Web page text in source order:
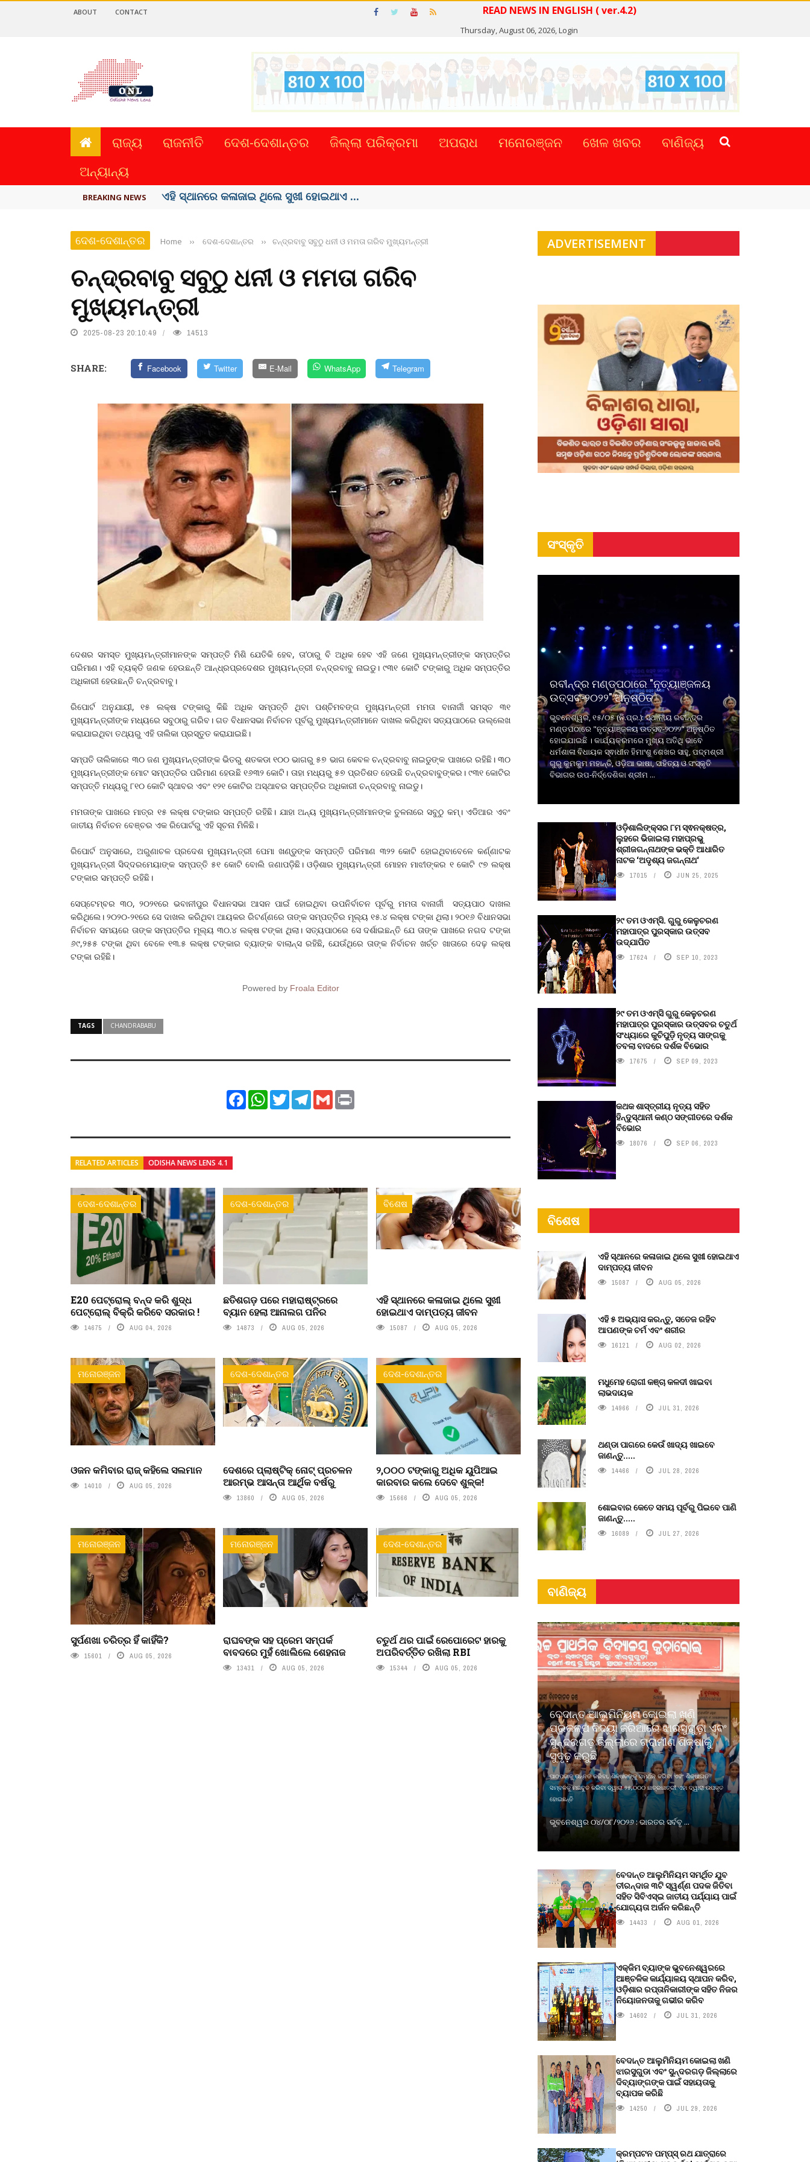
READ NEWS IN ENGLISH ( ver.4.2)
Thursday, August 06, 2026,Login
ABOUT CONTACT
ରାଜ୍ୟ ରାଜନୀତି ଦେଶ-ଦେଶାନ୍ତର ଜିଲ୍ଲା ପରିକ୍ରମା ଅପରାଧ ମନୋରଞ୍ଜନ ଖେଳ ଖବର
ବାଣିଜ୍ୟ
ଅନ୍ୟାନ୍ୟ
BREAKING NEWS ଏହି ସ୍ଥାନରେ କଳାଜାଇ ଥିଲେ ସୁଖୀ ହୋଇଥାଏ ...
ଦେଶ-ଦେଶାନ୍ତର Home ›› ଦେଶ-ଦେଶାନ୍ତର ›› ଚନ୍ଦ୍ରବାବୁ ସବୁଠୁ ଧନୀ ଓ ମମତା ଗରିବ ମୁଖ୍ୟମନ୍ତ୍ରୀ
ଚନ୍ଦ୍ରବାବୁ ସବୁଠୁ ଧନୀ ଓ ମମତା ଗରିବ
ମୁଖ୍ୟମନ୍ତ୍ରୀ
2025-08-23 20:10:49 14513
SHARE: Facebook Twitter E-Mail WhatsApp Telegram
ଦେଶର ସମସ୍ତ ମୁଖ୍ୟମନ୍ତ୍ରୀମାନଙ୍କ ସମ୍ପତ୍ତି ମିଶି ଯେତିକି ହେବ, ତା’ଠାରୁ ବି ଅଧିକ ହେବ ଏହି ଜ‌ଣେ ମୁଖ୍ୟମନ୍ତ୍ରୀଙ୍କ ସମ୍ପତ୍ତିର
ପରିମାଣ। ଏହି ବ୍ୟକ୍ତି ଜଣକ ହେଉଛନ୍ତି ଆନ୍ଧ୍ରପ୍ରଦେଶର ମୁଖ୍ୟମନ୍ତ୍ରୀ ଚନ୍ଦ୍ରବାବୁ ନାଇଡୁ। ୯୩୧ କୋଟି ଟଙ୍କାରୁ ଅଧିକ ସମ୍ପତ୍ତିର
ଅଧିକାରୀ ହେଉଛନ୍ତି ଚନ୍ଦ୍ରବାବୁ।
ରିପୋର୍ଟ ଅନୁଯାୟୀ, ୧୫ ଲକ୍ଷ ଟଙ୍କାରୁ କିଛି ଅଧିକ ସମ୍ପତ୍ତି ଥିବା ପଶ୍ଚିମବଙ୍ଗ ମୁଖ୍ୟମନ୍ତ୍ରୀ ମମତା ବାନାର୍ଜୀ ସମସ୍ତ ୩୧
ମୁଖ୍ୟମନ୍ତ୍ରୀଙ୍କ ମଧ୍ୟରେ ସବୁଠାରୁ ଗରିବ। ଗତ ବିଧାନସଭା ନିର୍ବାଚନ ପୂର୍ବରୁ ମୁଖ୍ୟମନ୍ତ୍ରୀମାନେ ଦାଖଲ କରିଥିବା ସତ୍ୟପାଠରେ ଉଲ୍ଲେଖ
କରାଯାଇଥିବା ତଥ୍ୟରୁ ଏହି ତାଲିକା ପ୍ରସ୍ତୁତ କରାଯାଇଛି।
ସମ୍ପତି ତାଲିକାରେ ୩୦ ଜଣ ମୁଖ୍ୟମନ୍ତ୍ରୀଙ୍କ ଭିତରୁ ଶତକଡା ୧୦୦ ଭାଗରୁ ୫୭ ଭାଗ କେବଳ ଚନ୍ଦ୍ରବାବୁ ନାଇଡୁଙ୍କ ପାଖରେ ରହିଛି। ୩୦
ମୁଖ୍ୟମନ୍ତ୍ରୀଙ୍କ ମୋଟ ସମ୍ପତ୍ତିର ପରିମାଣ ହେଉଛି ୧୬୩୨ କୋଟି। ତାହା ମଧ୍ୟରୁ ୫୭ ପ୍ରତିଶତ ହେଉଛି ଚନ୍ଦ୍ରବାବୁଙ୍କର। ୯୩୧ କୋଟିର
ସମ୍ପତ୍ତି ମଧ୍ୟରୁ ୮୧୦ କୋଟି ସ୍ଥାବର ଏବଂ ୧୨୧ କୋଟିର ଅସ୍ଥାବର ସମ୍ପତ୍ତିର ଅଧିକାରୀ ଚନ୍ଦ୍ରବାବୁ ନାଇଡୁ।
ମମତାଙ୍କ ପାଖରେ ମାତ୍ର ୧୫ ଲକ୍ଷ ଟଙ୍କାର ସମ୍ପତ୍ତି ରହିଛି। ଯାହା ଅନ୍ୟ ମୁଖ୍ୟମନ୍ତ୍ରୀମାନଙ୍କ ତୁଳନାରେ ସବୁଠୁ କମ୍‌। ଏଡିଆର ଏବଂ
ଜାତୀୟ ନିର୍ବାଚନ ବେଞ୍ଚର ଏକ ରିପୋର୍ଟରୁ ଏହି ସୂଚନା ମିଳିଛି।
ରିପୋର୍ଟ ଅନୁସାରେ, ଅରୁଣାଚଳ ପ୍ରଦେଶ ମୁଖ୍ୟମନ୍ତ୍ରୀ ପେମା ଖଣ୍ଡୁଙ୍କ ସମ୍ପତ୍ତି ପରିମାଣ ୩୨୨ କୋଟି ହୋଇଥିବାବେଳେ କର୍ଣ୍ଣାଟକ
ମୁଖ୍ୟମନ୍ତ୍ରୀ ସିଦ୍ଦରମେୟାଙ୍କ ସମ୍ପତ୍ତି ୫୧ କୋଟି ବୋଲି ଜଣାପଡ଼ିଛି। ଓଡ଼ିଶାର ମୁଖ୍ୟମନ୍ତ୍ରୀ ମୋହନ ମାଝୀଙ୍କର ୧ କୋଟି ୯୭ ଲକ୍ଷ
ଟଙ୍କାର ସମ୍ପତ୍ତି ରହିଛି।
ସେପ୍ଟେମ୍ବର ୩୦, ୨୦୨୧ରେ ଭବାନୀପୁର ବିଧାନସଭା ଆସନ ପାଇଁ ହୋଇଥିବା ଉପନିର୍ବାଚନ ପୂର୍ବରୁ ମମତା ବାନାର୍ଜୀ ସତ୍ୟପାଠ ଦାଖଲ
କରିଥିଲେ। ୨୦୨୦-୨୧ରେ ସେ ଦାଖଲ କରିଥିବା ଆୟକର ରିଟର୍ଣ୍ଣରେ ତାଙ୍କ ସମ୍ପତ୍ତିର ମୂଲ୍ୟ ୧୫.୪ ଲକ୍ଷ ଟଙ୍କା ଥିଲା। ୨୦୧୬ ବିଧାନସଭା
ନିର୍ବାଚନ ସମୟରେ ତାଙ୍କ ସମ୍ପତ୍ତିର ମୂଲ୍ୟ ୩୦.୪ ଲକ୍ଷ ଟଙ୍କା ଥିଲା। ସତ୍ୟପାଠରେ ସେ ଦର୍ଶାଇଛନ୍ତି ଯେ ତାଙ୍କ ପାଖରେ ନଗଦ ଟଙ୍କା
୬୯,୨୫୫ ଟଙ୍କା ଥିବା ବେଳେ ୧୩.୫ ଲକ୍ଷ ଟଙ୍କାର ବ୍ୟାଙ୍କ ବାଲାନ୍ସ ରହିଛି, ଯେଉଁଥିରେ ତାଙ୍କ ନିର୍ବାଚନ ଖର୍ଚ୍ଚ ଖାତାରେ ଦେଢ଼ ଲକ୍ଷ
ଟଙ୍କା ରହିଛି।
Powered by Froala Editor
TAGS CHANDRABABU
FacebookWhatsApp
TwitterTelegram
Gmail
RELATED ARTICLES ODISHA NEWS LENS 4.1
ଦେଶ-ଦେଶାନ୍ତର
E20 ପେଟ୍ରୋଲ୍ ବନ୍ଦ କରି ଶୁଦ୍ଧ
ପେଟ୍ରୋଲ୍ ବିକ୍ରି କରିବେ ସରକାର !
14675 AUG 04, 2026
ଦେଶ-ଦେଶାନ୍ତର
ଛତିଶଗଡ଼ ପରେ ମହାରାଷ୍ଟ୍ରରେ
ବ୍ୟାନ ହେଲା ଆନାଲଗ ପନିର
14873 AUG 05, 2026
ବିଶେଷ
ଏହି ସ୍ଥାନରେ କଳାଜାଇ ଥିଲେ ସୁଖୀ
ହୋଇଥାଏ ଦାମ୍ପତ୍ୟ ଜୀବନ
15087 AUG 05, 2026
ମନୋରଞ୍ଜନ
ଓଜନ କମିବାର ରାଜ୍ କହିଲେ ସଲମାନ
14010 AUG 05, 2026
ଦେଶ-ଦେଶାନ୍ତର
ଦେଶରେ ପ୍ଲାଷ୍ଟିକ୍ ନୋଟ୍‌ ପ୍ରଚଳନ
ଆରମ୍ଭ ଆସନ୍ତା ଆର୍ଥିକ ବର୍ଷରୁ
13860 AUG 05, 2026
ଦେଶ-ଦେଶାନ୍ତର
୨,୦୦୦ ଟଙ୍କାରୁ ଅଧିକ ୟୁପିଆଇ
କାରବାର କଲେ ଦେବେ ଶୁଳ୍କ!
15666 AUG 05, 2026
ମନୋରଞ୍ଜନ
ସୁର୍ପଣଖା ଚରିତ୍ର ହିଁ କାହିଁକି?
15601 AUG 05, 2026
ମନୋରଞ୍ଜନ
ରାଘବଙ୍କ ସହ ପ୍ରେମ ସମ୍ପର୍କ
ବାବଦରେ ମୁହଁ ଖୋଲିଲେ ଶେହନାଜ
13431 AUG 05, 2026
ଦେଶ-ଦେଶାନ୍ତର
ଚତୁର୍ଥ ଥର ପାଇଁ ରେପୋରେଟ ହାରକୁ
ଅପରିବର୍ତ୍ତିତ ରଖିଲା RBI
15344 AUG 05, 2026
ADVERTISEMENT
ସଂସ୍କୃତି
ରବୀନ୍ଦ୍ର ମଣ୍ଡପଠାରେ "ନୃତ୍ୟାଞ୍ଜଳୟ
ଉତ୍ସବ-୨୦୨୨" ଅନୁଷ୍ଠିତ
ଭୁବନେଶ୍ୱର, ୧୫/୦୫ (ନି.ପ୍ର.): ସ୍ଥାନୀୟ ରବୀନ୍ଦ୍ର
ମଣ୍ଡପଠାରେ "ନୃତ୍ୟାଞ୍ଜଳୟ ଉତ୍ସବ-୨୦୨୨" ଅନୁଷ୍ଠିତ
ହୋଇଯାଇଛି । କାର୍ଯ୍ୟକ୍ରମରେ ମୁଖ୍ୟ ଅତିଥି ଭାବେ
ଧର୍ମଶାଳା ବିଧାୟକ ସ୍ଵାଧୀନ ହିମାଂଶୁ ଶେଖର ସାହୁ, ପଦ୍ମଶ୍ରୀ
ଗୁରୁ କୁମକୁମ ମହାନ୍ତି, ଓଡ଼ିଆ ଭାଷା, ସାହିତ୍ୟ ଓ ସଂସ୍କୃତି
ବିଭାଗର ଉପ-ନିର୍ଦ୍ଦେଶିକା ଶ୍ରୀମ ...
ଓଡ଼ିଶାଲିଙ୍କ୍ସର ୮ମ ସ୍ଵନକ୍ଷତ୍ର,
ଲୁହରେ ଭିଜାଇଲା ମହାପ୍ରଭୁ
ଶ୍ରୀଜଗନ୍ନାଥଙ୍କ ଭକ୍ତି ଆଧାରିତ
ନାଟକ ‘ଅଦୃଶ୍ୟ ଜଗନ୍ନାଥ‘
17015 JUN 25, 2025
୨୯ ତମ ଓଏମ୍‌ସି. ଗୁରୁ କେଳୁଚରଣ
ମହାପାତ୍ର ପୁରସ୍କାର ଉତ୍ସବ
ଉଦ୍‍ଯାପିତ
17624 SEP 10, 2023
୨୯ ତମ ଓଏମ୍‌ସି ଗୁରୁ କେଳୁଚରଣ
ମହାପାତ୍ର ପୁରସ୍କାର ଉତ୍ସବର ଚତୁର୍ଥ
ସଂଧ୍ୟାରେ କୁଚିପୁଡ଼ି ନୃତ୍ୟ ସାଙ୍ଗକୁ
ତବଲା ବାଦରେ ଦର୍ଶକ ବିଭୋର
17675 SEP 09, 2023
କଥକ ଶାସ୍ତ୍ରୀୟ ନୃତ୍ୟ ସହିତ
ହିନ୍ଦୁସ୍ଥାନୀ କଣ୍ଠ ସଙ୍ଗୀତରେ ଦର୍ଶକ
ବିଭୋର
18076 SEP 06, 2023
ବିଶେଷ
ଏହି ସ୍ଥାନରେ କଳାଜାଇ ଥିଲେ ସୁଖୀ ହୋଇଥାଏ
ଦାମ୍ପତ୍ୟ ଜୀବନ
15087 AUG 05, 2026
ଏହି ୫ ଅଭ୍ୟାସ କରନ୍ତୁ, ସତେଜ ରହିବ
ଆପଣଙ୍କ ଚର୍ମ ଏବଂ ଶରୀର
16121 AUG 02, 2026
ମଧୁମେହ ରୋଗୀ କଞ୍ଚା କଳଦୀ ଖାଇବା
ଲାଭଦାୟକ
14966 JUL 31, 2026
ଥଣ୍ଡା ପାଗରେ କେଉଁ ଖାଦ୍ୟ ଖାଇବେ
ଜାଣନ୍ତୁ.....
14466 JUL 28, 2026
ଶୋଇବାର କେତେ ସମୟ ପୂର୍ବରୁ ପିଇବେ ପାଣି
ଜାଣନ୍ତୁ.....
16089 JUL 27, 2026
ବାଣିଜ୍ୟ
ବେଦାନ୍ତ ଆଲୁମିନିୟମ କୋଇଲା ଖଣି
ପ୍ରକଳ୍ପ ବିଦ୍ୟା ଜରିଆରେ ଝାରସୁଗୁଡ଼ା ଏବଂ
ସୁନ୍ଦରଗଡ଼ ଜିଲ୍ଲାରେ ଗ୍ରାମୀଣ ଶିକ୍ଷାକୁ
ସୁଦୃଢ଼ କରୁଛି
ପାଠପଢାକୁ ଉନ୍ନତ କରିବା, ଶିକ୍ଷକଙ୍କୁ ସମର୍ଥନ କରିବା ଏବଂ ଶିକ୍ଷାଗତ
ସମ୍ବଳକୁ ମଜବୁତ କରିବା ଦ୍ୱାରା ୨୫,୦୦୦ ଛାତ୍ରଛାତ୍ରୀ ଏହା ଦ୍ୱାରା ଉପକୃତ
ହୋଇଛନ୍ତି
ଭୁବନେଶ୍ୱର ୦୪/୦୮/୨୦୨୬ : ଭାରତର ସର୍ବବୃ ...
ବେଦାନ୍ତ ଆଲୁମିନିୟମ ସମର୍ଥିତ ଯୁବ
ତୀରନ୍ଦାଜ ୩ଟି ସ୍ୱର୍ଣ୍ଣ ପଦକ ଜିତିବା
ସହିତ ସିବିଏସ୍ଇ ଜାତୀୟ ପର୍ଯ୍ୟାୟ ପାଇଁ
ଯୋଗ୍ୟତା ଅର୍ଜନ କରିଛନ୍ତି
14433 AUG 01, 2026
ଏକ୍ଜିମ ବ୍ୟାଙ୍କ ଭୁବନେଶ୍ୱରରେ
ଆଞ୍ଚଳିକ କାର୍ଯ୍ୟାଳୟ ସ୍ଥାପନ କରିବ,
ଓଡ଼ିଶାର ରପ୍ତାନିକାରୀଙ୍କ ସହିତ ନିଜର
ନିୟୋଜନତାକୁ ଗଭୀର କରିବ
14602 JUL 31, 2026
ବେଦାନ୍ତ ଆଲୁମିନିୟମ କୋଇଲା ଖଣି
ଝାରସୁଗୁଡା ଏବଂ ସୁନ୍ଦରଗଡ଼ ଜିଲ୍ଲାରେ
ଦିବ୍ୟାଙ୍ଗଙ୍କ ପାଇଁ ସହାୟତାକୁ
ବ୍ୟାପକ କରିଛି
14250 JUL 29, 2026
କ୍ରମ୍ପଟନ ପମ୍ପ୍‌ସ୍‌ ରଥ ଯାତ୍ରାରେ